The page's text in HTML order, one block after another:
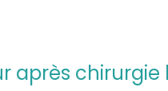
après